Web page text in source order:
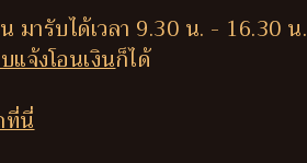
มารับได้เวลา 9.30 น. - 16.30 น.
แจ้งโอนเงินก็ได้
ที่นี่